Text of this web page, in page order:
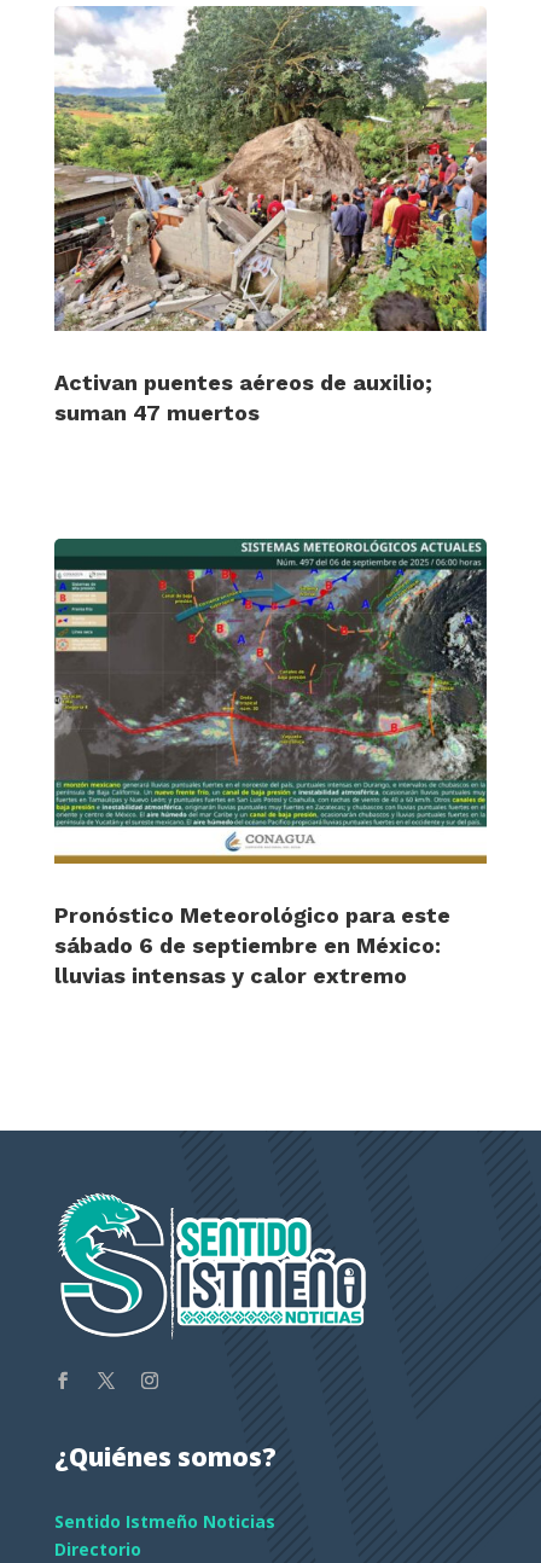
Activan puentes aéreos de auxilio;
suman 47 muertos
Pronóstico Meteorológico para este
sábado 6 de septiembre en México:
lluvias intensas y calor extremo
¿Quiénes somos?
Sentido Istmeño Noticias
Directorio